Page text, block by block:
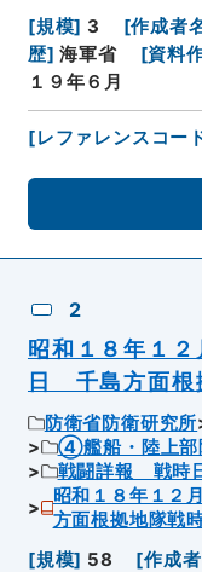
[規模] 3 [作成者
歴] 海軍省 [資料
１９年６月
[レファレンスコー
2
昭和１８年１
日 千島方面根
防衛省防衛研究所
④艦船・陸上部
戦闘詳報 戦時
昭和１８年１２
方面根拠地隊戦
[規模] 58 [作成